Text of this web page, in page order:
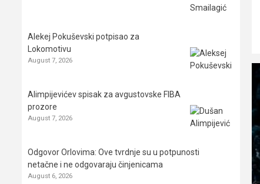
Alekej Pokuševski potpisao za
Lokomotivu
August 7, 2026
Alimpijevićev spisak za avgustovske FIBA
prozore
August 7, 2026
Odgovor Orlovima: ​Ove tvrdnje su u potpunosti
netačne i ne odgovaraju činjenicama
August 6, 2026